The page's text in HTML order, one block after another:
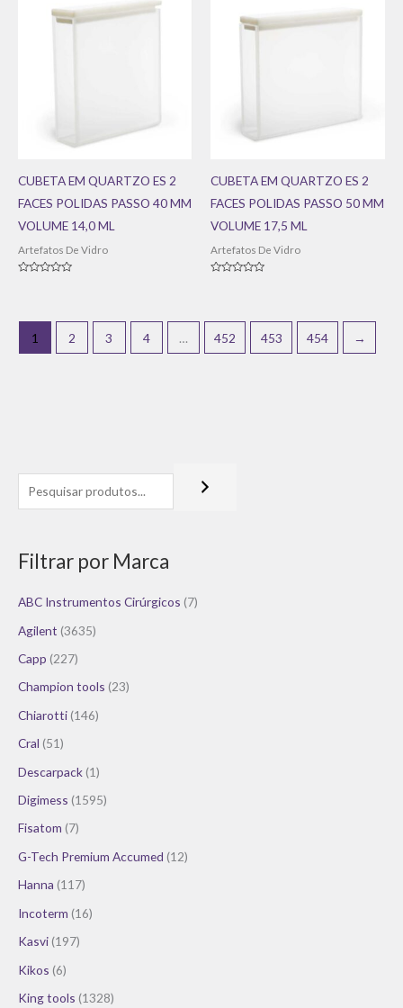
Filtrar por Marca
ABC Instrumentos Cirúrgicos (7)
Agilent (3635)
Capp (227)
Champion tools (23)
Chiarotti (146)
Cral (51)
Descarpack (1)
Digimess (1595)
Fisatom (7)
G-Tech Premium Accumed (12)
Hanna (117)
Incoterm (16)
Kasvi (197)
Kikos (6)
King tools (1328)
CUBETA EM QUARTZO ES 2
FACES POLIDAS PASSO 40 MM
VOLUME 14,0 ML
Artefatos De Vidro
CUBETA EM QUARTZO ES 2
FACES POLIDAS PASSO 50 MM
VOLUME 17,5 ML
Artefatos De Vidro
1 2 3 4 … 452 453 454 →